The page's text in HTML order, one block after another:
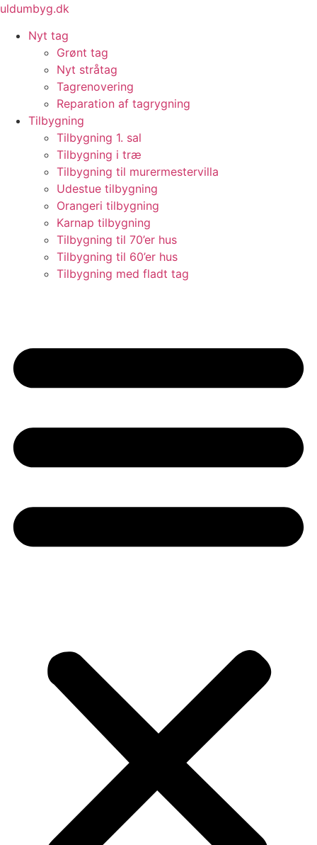
Videre
indhold
uldumbyg.dk
Nyt tag
Grønt tag
Nyt stråtag
Tagrenovering
Reparation af tagrygning
Tilbygning
Tilbygning 1. sal
Tilbygning i træ
Tilbygning til murermestervilla
Udestue tilbygning
Orangeri tilbygning
Karnap tilbygning
Tilbygning til 70’er hus
Tilbygning til 60’er hus
Tilbygning med fladt tag